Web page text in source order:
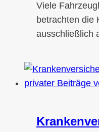
Viele
betrachten die
ausschließlich